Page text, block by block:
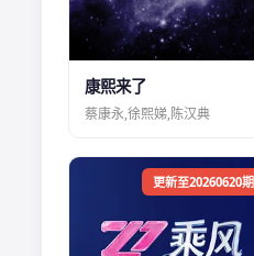
康熙来了
蔡康永,徐熙娣,陈汉典
更新至20260620期